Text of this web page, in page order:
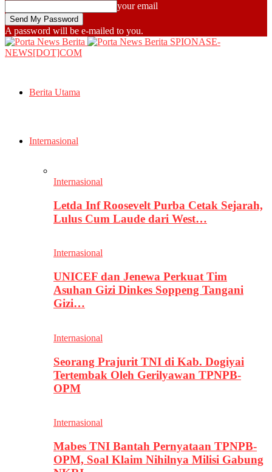
your email
A password will be e-mailed to you.
SPIONASE-
NEWS[DOT]COM
Berita Utama
Internasional
Internasional
Letda Inf Roosevelt Purba Cetak Sejarah,
Lulus Cum Laude dari West…
Internasional
UNICEF dan Jenewa Perkuat Tim
Asuhan Gizi Dinkes Soppeng Tangani
Gizi…
Internasional
Seorang Prajurit TNI di Kab. Dogiyai
Tertembak Oleh Gerilyawan TPNPB-
OPM
Internasional
Mabes TNI Bantah Pernyataan TPNPB-
OPM, Soal Klaim Nihilnya Milisi Gabung